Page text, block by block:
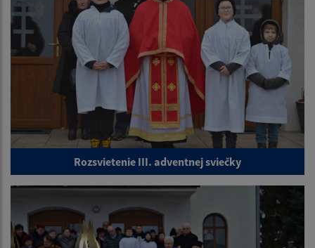
Rozsvietenie III. adventnej sviečky